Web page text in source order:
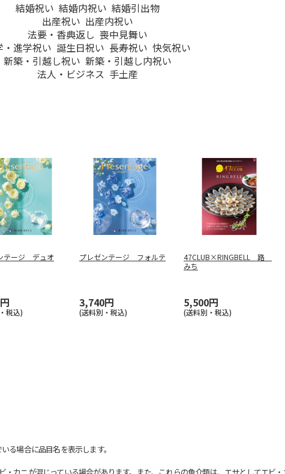
結婚祝い 結婚内祝い 結婚引出物
出産祝い 出産内祝い
法要・香典返し 喪中見舞い
・進学祝い 誕生日祝い 長寿祝い 快気祝い
新築・引越し祝い 新築・引越し内祝い
法人・ビジネス 手土産
テージ デュオ
税込)
プレゼンテージ フォルテ
3,740円
(送料別・税込)
47CLUB×RINGBELL 路
みち
5,500円
(送料別・税込)
る場合に品目名を表示します。